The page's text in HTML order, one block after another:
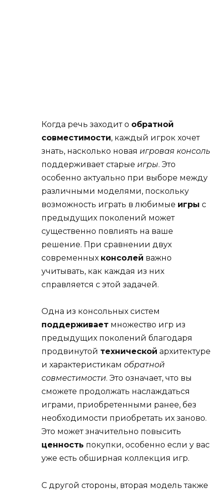
Когда речь заходит о обратной
совместимости, каждый игрок хочет
знать, насколько новая игровая консоль
поддерживает старые игры. Это
особенно актуально при выборе между
различными моделями, поскольку
возможность играть в любимые игры с
предыдущих поколений может
существенно повлиять на ваше
решение. При сравнении двух
современных консолей важно
учитывать, как каждая из них
справляется с этой задачей.
Одна из консольных систем
поддерживает множество игр из
предыдущих поколений благодаря
продвинутой технической архитектуре
и характеристикам обратной
совместимости. Это означает, что вы
сможете продолжать наслаждаться
играми, приобретенными ранее, без
необходимости приобретать их заново.
Это может значительно повысить
ценность покупки, особенно если у вас
уже есть обширная коллекция игр.
С другой стороны, вторая модель также